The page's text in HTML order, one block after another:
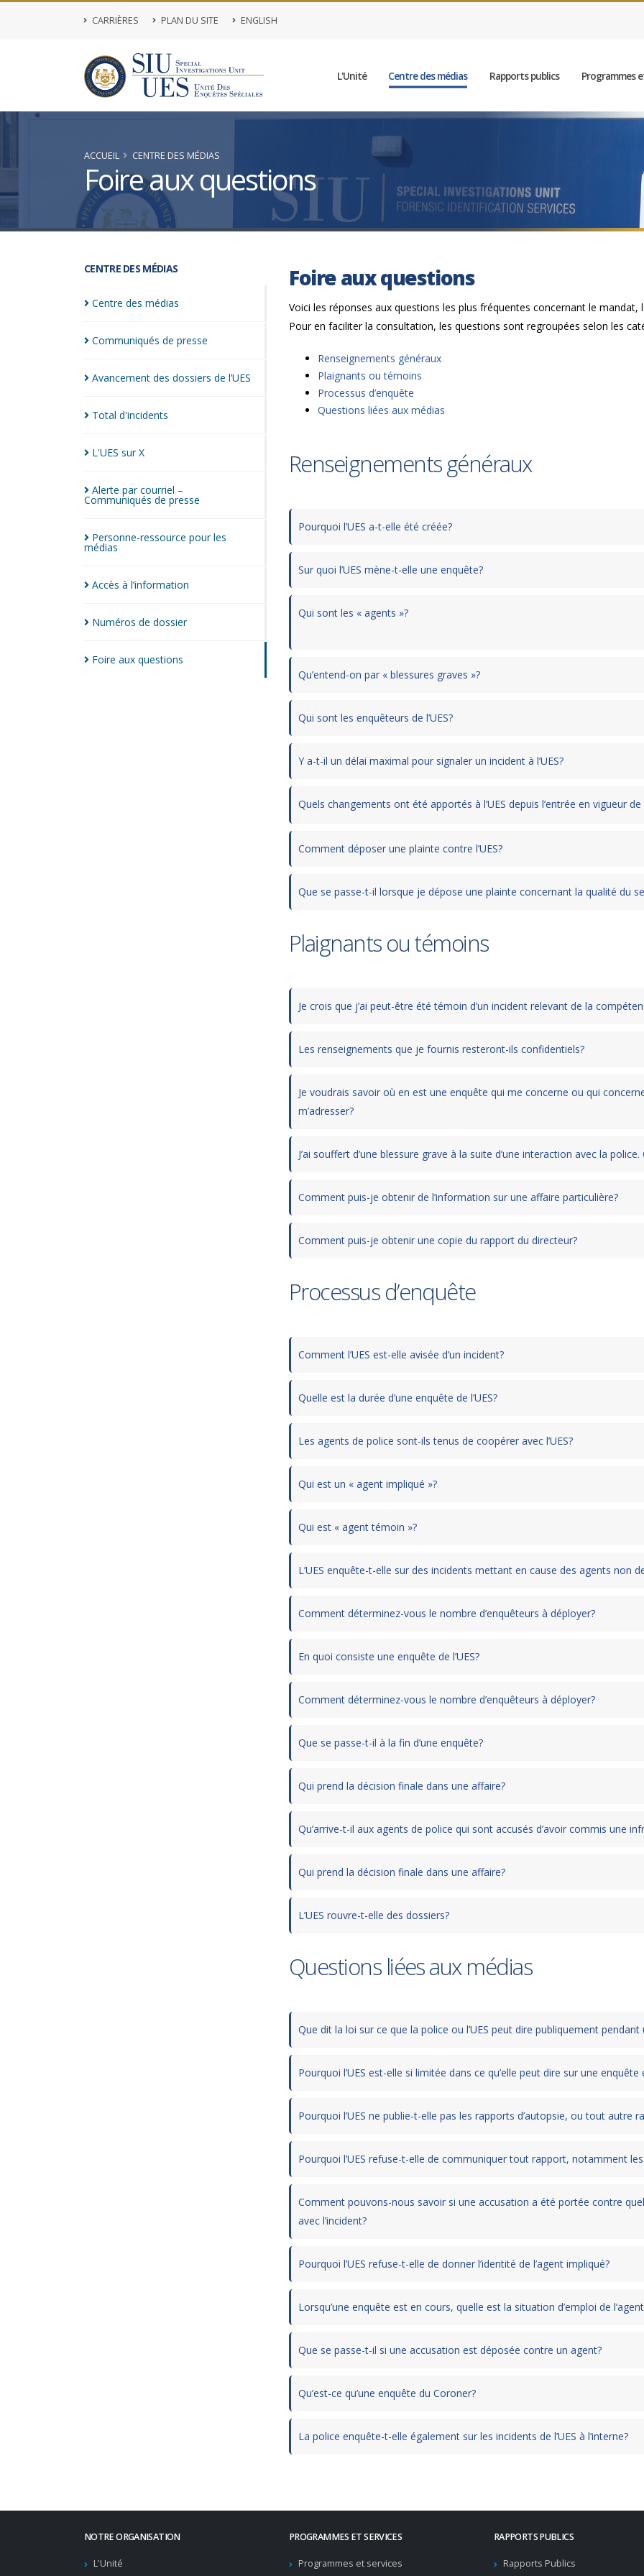
CARRIÈRES PLAN DU SITE ENGLISH
L'Unité Centre des médias Rapports publics Programmes
ACCUEIL CENTRE DES MÉDIAS
Foire aux questions
CENTRE DES MÉDIAS
Centre des médias
Communiqués de presse
Avancement des dossiers de l’UES
Total d'incidents
L'UES surX
Alerte par courriel –
Communiqués de presse
Personne-ressource pour les
médias
Accès à l’information
Numéros de dossier
Foire aux questions
Foire aux questions
Voici les réponses aux questions les plus fréquentes concernant le mandat,
Pour en faciliter la consultation, les questions sont regroupées selon les
Renseignements généraux
Plaignants ou témoins
Processus d’enquête
Questions liées aux médias
Renseignements généraux
Pourquoi l’UES a-t-elle été créée?
Sur quoi l’UES mène-t-elle une enquête?
Qui sont les « agents »?
Qu’entend-on par « blessures graves »?
Qui sont les enquêteurs de l’UES?
Y a-t-il un délai maximal pour signaler un incident à l’UES?
Quels changements ont été apportés à l’UES depuis l’entrée en vigueur de
Comment déposer une plainte contre l’UES?
Que se passe-t-il lorsque je dépose une plainte concernant la qualité du
Plaignants ou témoins
Je crois que j’ai peut-être été témoin d’un incident relevant de la
Les renseignements que je fournis resteront-ils confidentiels?
Je voudrais savoir où en est une enquête qui me concerne ou qui
m’adresser?
J’ai souffert d’une blessure grave à la suite d’une interaction avec la
Comment puis-je obtenir de l’information sur une affaire particulière?
Comment puis-je obtenir une copie du rapport du directeur?
Processus d’enquête
Comment l’UES est-elle avisée d’un incident?
Quelle est la durée d’une enquête de l’UES?
Les agents de police sont-ils tenus de coopérer avec l’UES?
Qui est un « agent impliqué »?
Qui est « agent témoin »?
L’UES enquête-t-elle sur des incidents mettant en cause des agents non
Comment déterminez-vous le nombre d’enquêteurs à déployer?
En quoi consiste une enquête de l’UES?
Comment déterminez-vous le nombre d’enquêteurs à déployer?
Que se passe-t-il à la fin d’une enquête?
Qui prend la décision finale dans une affaire?
Qu’arrive-t-il aux agents de police qui sont accusés d’avoir commis une
Qui prend la décision finale dans une affaire?
L’UES rouvre-t-elle des dossiers?
Questions liées aux médias
Que dit la loi sur ce que la police ou l’UES peut dire publiquement pendant
Pourquoi l’UES est-elle si limitée dans ce qu’elle peut dire sur une enquête
Pourquoi l’UES ne publie-t-elle pas les rapports d’autopsie, ou tout autre
Pourquoi l’UES refuse-t-elle de communiquer tout rapport, notamment
Comment pouvons-nous savoir si une accusation a été portée contre
avec l’incident?
Pourquoi l’UES refuse-t-elle de donner l’identité de l’agent impliqué?
Lorsqu’une enquête est en cours, quelle est la situation d’emploi de
Que se passe-t-il si une accusation est déposée contre un agent?
Qu’est-ce qu’une enquête du Coroner?
La police enquête-t-elle également sur les incidents de l’UES à l’interne?
NOTRE ORGANISATION
L'Unité
PROGRAMMES ET SERVICES
Programmes et services
RAPPORTS PUBLICS
Rapports Publics